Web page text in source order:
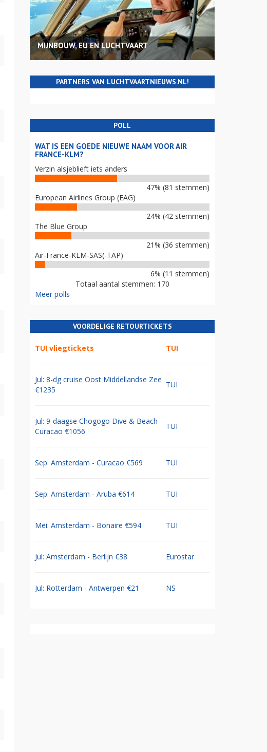
MIJNBOUW, EU EN LUCHTVAART
PARTNERS VAN LUCHTVAARTNIEUWS.NL!
POLL
WAT IS EEN GOEDE NIEUWE NAAM VOOR AIR
FRANCE-KLM?
Verzin alsjeblieft iets anders
47% (81 stemmen)
European Airlines Group (EAG)
24% (42 stemmen)
The Blue Group
21% (36 stemmen)
Air-France-KLM-SAS(-TAP)
6% (11 stemmen)
Totaal aantal stemmen: 170
Meer polls
VOORDELIGE RETOURTICKETS
TUI vliegtickets TUI
Jul: 8-dg cruise Oost Middellandse Zee
€1235
TUI
Jul: 9-daagse Chogogo Dive & Beach
Curacao €1056
TUI
Sep: Amsterdam - Curacao €569 TUI
Sep: Amsterdam - Aruba €614 TUI
Mei: Amsterdam - Bonaire €594 TUI
Jul: Amsterdam - Berlijn €38 Eurostar
Jul: Rotterdam - Antwerpen €21 NS